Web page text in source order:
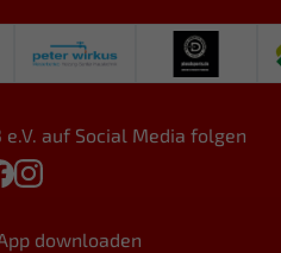
auf Social Media folgen
downloaden